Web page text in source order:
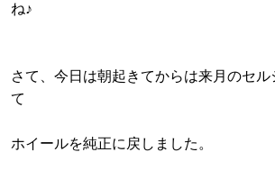
ね♪
さて、今日は朝起きてからは来月のセ
て
ホイールを純正に戻しました。